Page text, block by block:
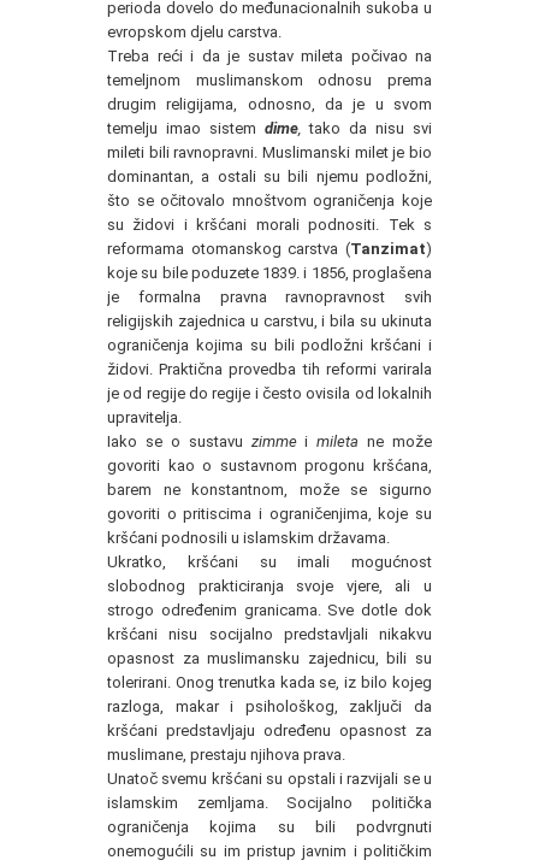
perioda dovelo do međunacionalnih sukoba u
evropskom djelu carstva.
Treba reći i da je sustav mileta počivao na
temeljnom muslimanskom odnosu prema
drugim religijama, odnosno, da je u svom
temelju imao sistem dime ,tako da nisu svi
mileti bili ravnopravni. Muslimanski milet je bio
dominantan, a ostali su bili njemu podložni,
što se očitovalo mnoštvom ograničenja koje
su židovi i kršćani morali podnositi. Tek s
reformama otomanskog carstva (Tanzimat)
koje su bile poduzete 1839. i 1856, proglašena
je formalna pravna ravnopravnost svih
religijskih zajednica u carstvu, i bila su ukinuta
ograničenja kojima su bili podložni kršćani i
židovi. Praktična provedba tih reformi varirala
je od regije do regije i često ovisila od lokalnih
upravitelja.
Iako se o sustavu zimmeimileta ne može
govoriti kao o sustavnom progonu kršćana,
barem ne konstantnom, može se sigurno
govoriti o pritiscima i ograničenjima, koje su
kršćani podnosili u islamskim državama.
Ukratko, kršćani su imali mogućnost
slobodnog prakticiranja svoje vjere, ali u
strogo određenim granicama. Sve dotle dok
kršćani nisu socijalno predstavljali nikakvu
opasnost za muslimansku zajednicu, bili su
tolerirani. Onog trenutka kada se, iz bilo kojeg
razloga, makar i psihološkog, zaključi da
kršćani predstavljaju određenu opasnost za
muslimane, prestaju njihova prava.
Unatoč svemu kršćani su opstali i razvijali se u
islamskim zemljama. Socijalno politička
ograničenja kojima su bili podvrgnuti
onemogućili su im pristup javnim i političkim